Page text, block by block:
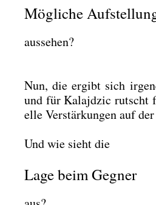
Mögliche
aus­se­hen?
Nun, die ergibt sich
und für Kalajd­zic rutscht
el­le Ver­stär­kun­gen auf
Und wie sieht die
Lage beim Gegner